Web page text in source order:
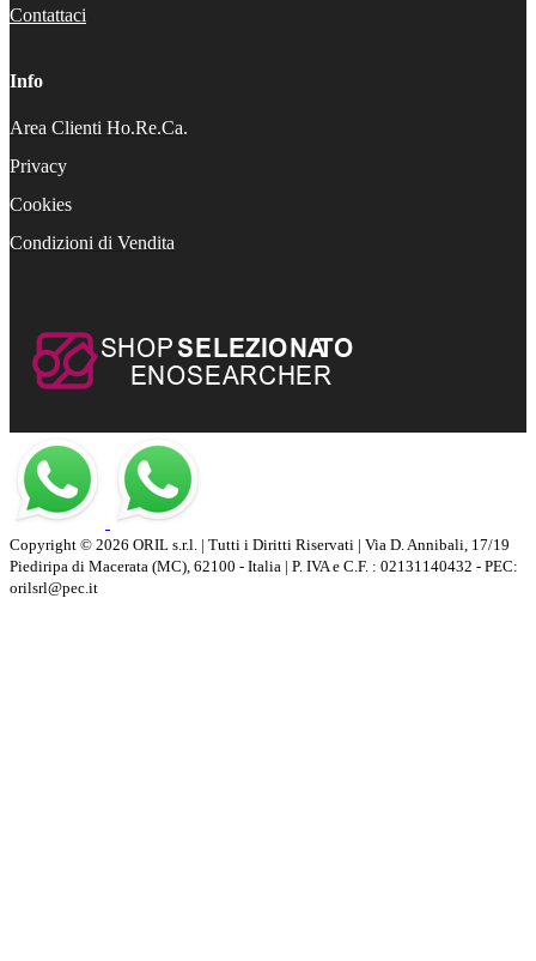
Contattaci
Info
Area Clienti Ho.Re.Ca.
Privacy
Cookies
Condizioni di Vendita
Copyright © 2026 ORIL s.r.l. | Tutti i Diritti Riservati | Via D. Annibali, 17/19
Piediripa di Macerata (MC), 62100 - Italia | P. IVA e C.F. : 02131140432 - PEC:
orilsrl@pec.it